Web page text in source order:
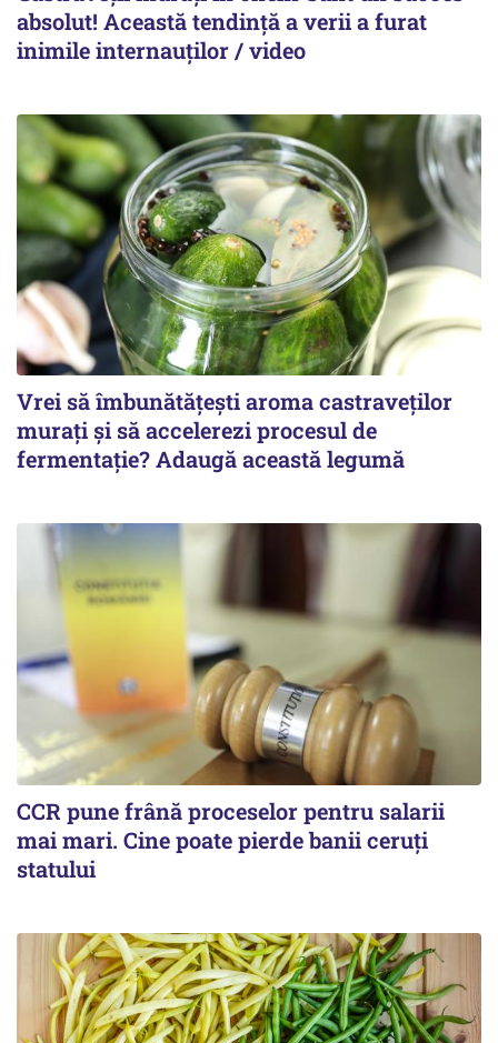
absolut! Această tendință a verii a furat
inimile internauților / video
Vrei să îmbunătățești aroma castraveților
murați și să accelerezi procesul de
fermentație? Adaugă această legumă
CCR pune frână proceselor pentru salarii
mai mari. Cine poate pierde banii ceruți
statului